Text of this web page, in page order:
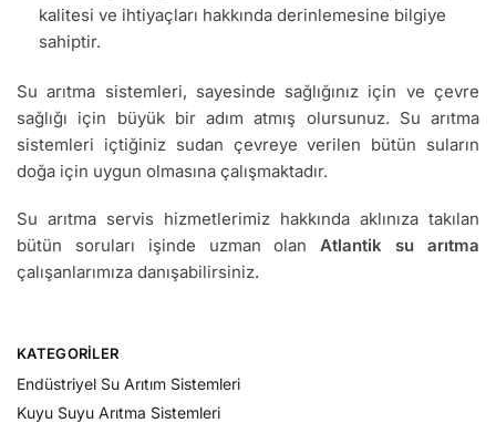
kalitesi ve ihtiyaçları hakkında derinlemesine bilgiye
sahiptir.
Su arıtma sistemleri, sayesinde sağlığınız için ve çevre
sağlığı için büyük bir adım atmış olursunuz. Su arıtma
sistemleri içtiğiniz sudan çevreye verilen bütün suların
doğa için uygun olmasına çalışmaktadır.
Su arıtma servis hizmetlerimiz hakkında aklınıza takılan
bütün soruları işinde uzman olanAtlantik su arıtma
çalışanlarımıza danışabilirsiniz.
KATEGORILER
Endüstriyel Su Arıtım Sistemleri
Kuyu Suyu Arıtma Sistemleri